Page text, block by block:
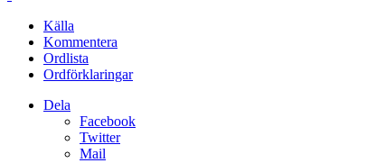
Källa
Kommentera
Ordlista
Ordförklaringar
Dela
Facebook
Twitter
Mail